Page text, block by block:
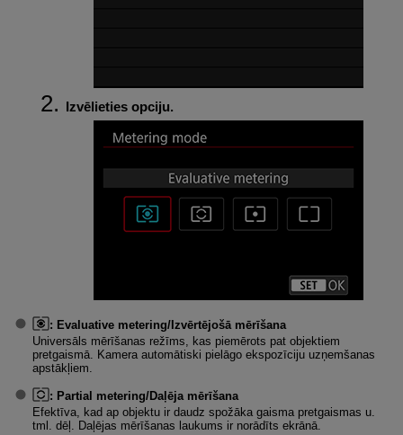
Izvēlieties opciju.
: Evaluative metering/Izvērtējošā mērīšana
Universāls mērīšanas režīms, kas piemērots pat objektiem
pretgaismā. Kamera automātiski pielāgo ekspozīciju uzņemšanas
apstākļiem.
: Partial metering/Daļēja mērīšana
Efektīva, kad ap objektu ir daudz spožāka gaisma pretgaismas u.
tml. dēļ. Daļējas mērīšanas laukums ir norādīts ekrānā.